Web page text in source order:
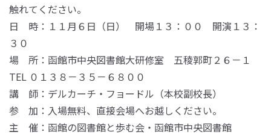
触れてください。
日 時：１１月６日（日） 開場１３：００ 開演１３：
３０
場 所：函館市中央図書館大研修室 五稜郭町２６－１
TEL ０１３８－３５－６８００
講 師：デルカーチ・フョードル（本校副校長）
参 加：入場無料、直接会場へお越しください。
主 催：函館の図書館と歩む会・函館市中央図書館